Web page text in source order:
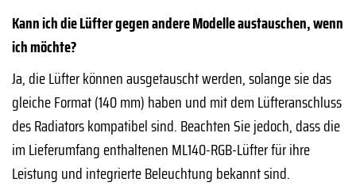
Kann ich die Lüfter gegen andere Modelle austauschen, wenn
ich möchte?
Ja, die Lüfter können ausgetauscht werden, solange sie das
gleiche Format (140 mm) haben und mit dem Lüfteranschluss
des Radiators kompatibel sind. Beachten Sie jedoch, dass die
im Lieferumfang enthaltenen ML140-RGB-Lüfter für ihre
Leistung und integrierte Beleuchtung bekannt sind.